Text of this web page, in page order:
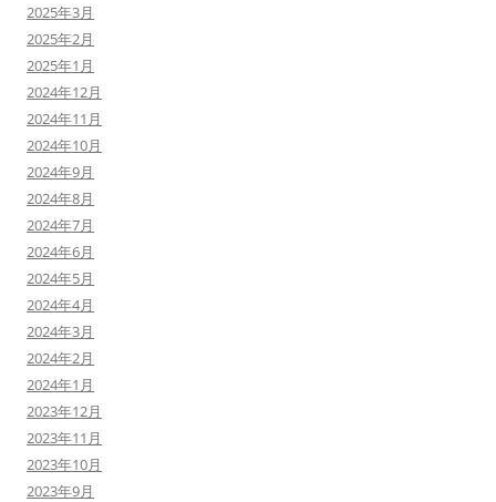
2025年3月
2025年2月
2025年1月
2024年12月
2024年11月
2024年10月
2024年9月
2024年8月
2024年7月
2024年6月
2024年5月
2024年4月
2024年3月
2024年2月
2024年1月
2023年12月
2023年11月
2023年10月
2023年9月